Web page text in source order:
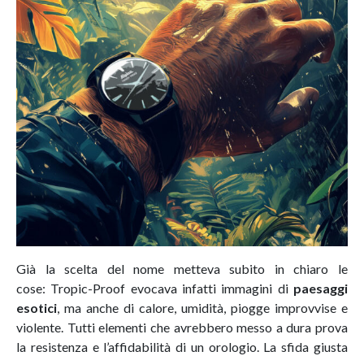
Già la scelta del nome metteva subito in chiaro le
cose: Tropic-Proof evocava infatti immagini di paesaggi
esotici, ma anche di calore, umidità, piogge improvvise e
violente. Tutti elementi che avrebbero messo a dura prova
la resistenza e l’affidabilità di un orologio. La sfida giusta